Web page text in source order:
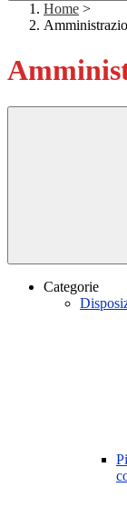
Home >
Categorie